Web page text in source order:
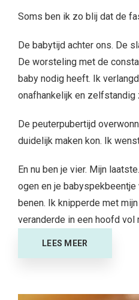
Soms ben ik zo blij dat de
De babytijd achter ons. De
De worsteling met de
baby nodig heeft. Ik
onafhankelijk en zelfstandig
De peuterpubertijd
duidelijk maken kon. Ik
En nu ben je vier. Mijn
ogen en je
benen. Ik knipperde met
veranderde in een hoofd vol
LEES MEER